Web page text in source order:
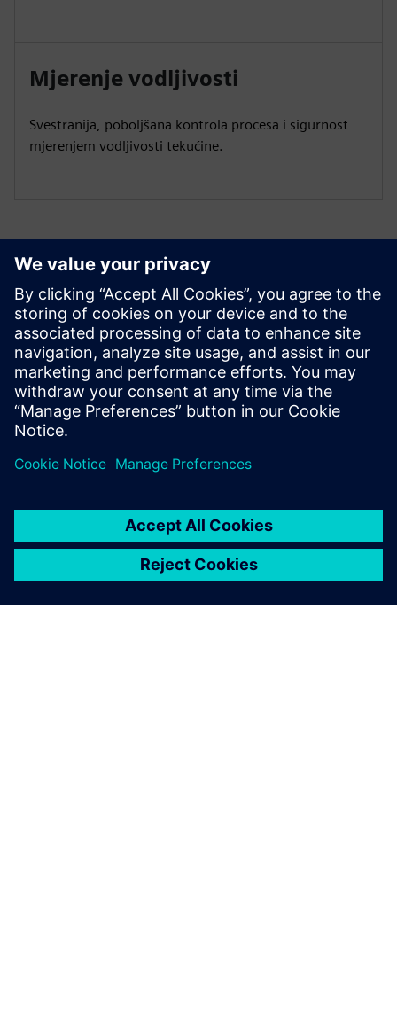
Mjerenje vodljivosti
Svestranija, poboljšana kontrola procesa i sigurnost
mjerenjem vodljivosti tekućine.
Dodatni resursi
Upute za uporabu
SITRANS FMS400